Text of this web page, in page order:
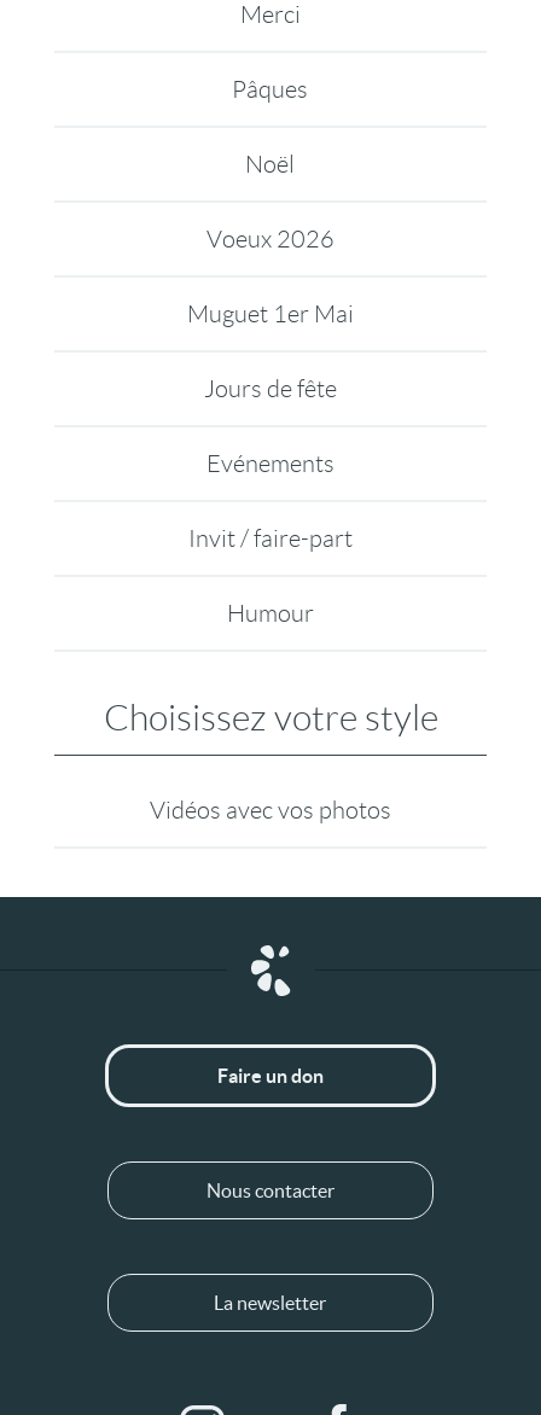
Merci
Pâques
Noël
Voeux 2026
Muguet 1er Mai
Jours de fête
Evénements
Invit / faire-part
Humour
Choisissez votre style
Vidéos avec vos photos
Faire un don
Nous contacter
La newsletter